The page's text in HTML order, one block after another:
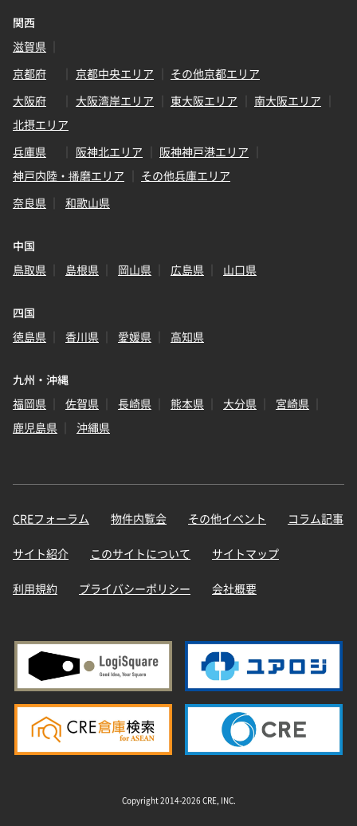
関西
滋賀県
京都府
京都中央エリア
その他京都エリア
大阪府
大阪湾岸エリア 東大阪エリア
南大阪エリア
北摂エリア
兵庫県
阪神北エリア
阪神神戸港エリア
神戸内陸・播磨エリア
その他兵庫エリア
奈良県
和歌山県
中国
鳥取県
島根県 岡山県 広島県 山口県
四国
徳島県
香川県 愛媛県 高知県
九州・沖縄
福岡県
佐賀県 長崎県 熊本県 大分県
宮崎県
鹿児島県
沖縄県
CREフォーラム 物件内覧会 その他イベント コラム記事
サイト紹介 このサイトについて サイトマップ
利用規約 プライバシーポリシー 会社概要
Copyright 2014-2026 CRE, INC.